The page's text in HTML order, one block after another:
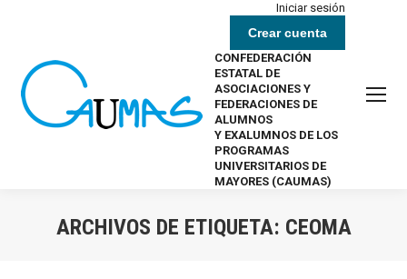
Iniciar sesión
Crear cuenta
CONFEDERACIÓN
ESTATAL DE
ASOCIACIONES Y
FEDERACIONES DE
ALUMNOS
Y EXALUMNOS DE LOS
PROGRAMAS
UNIVERSITARIOS DE
MAYORES (CAUMAS)
ARCHIVOS DE ETIQUETA: CEOMA